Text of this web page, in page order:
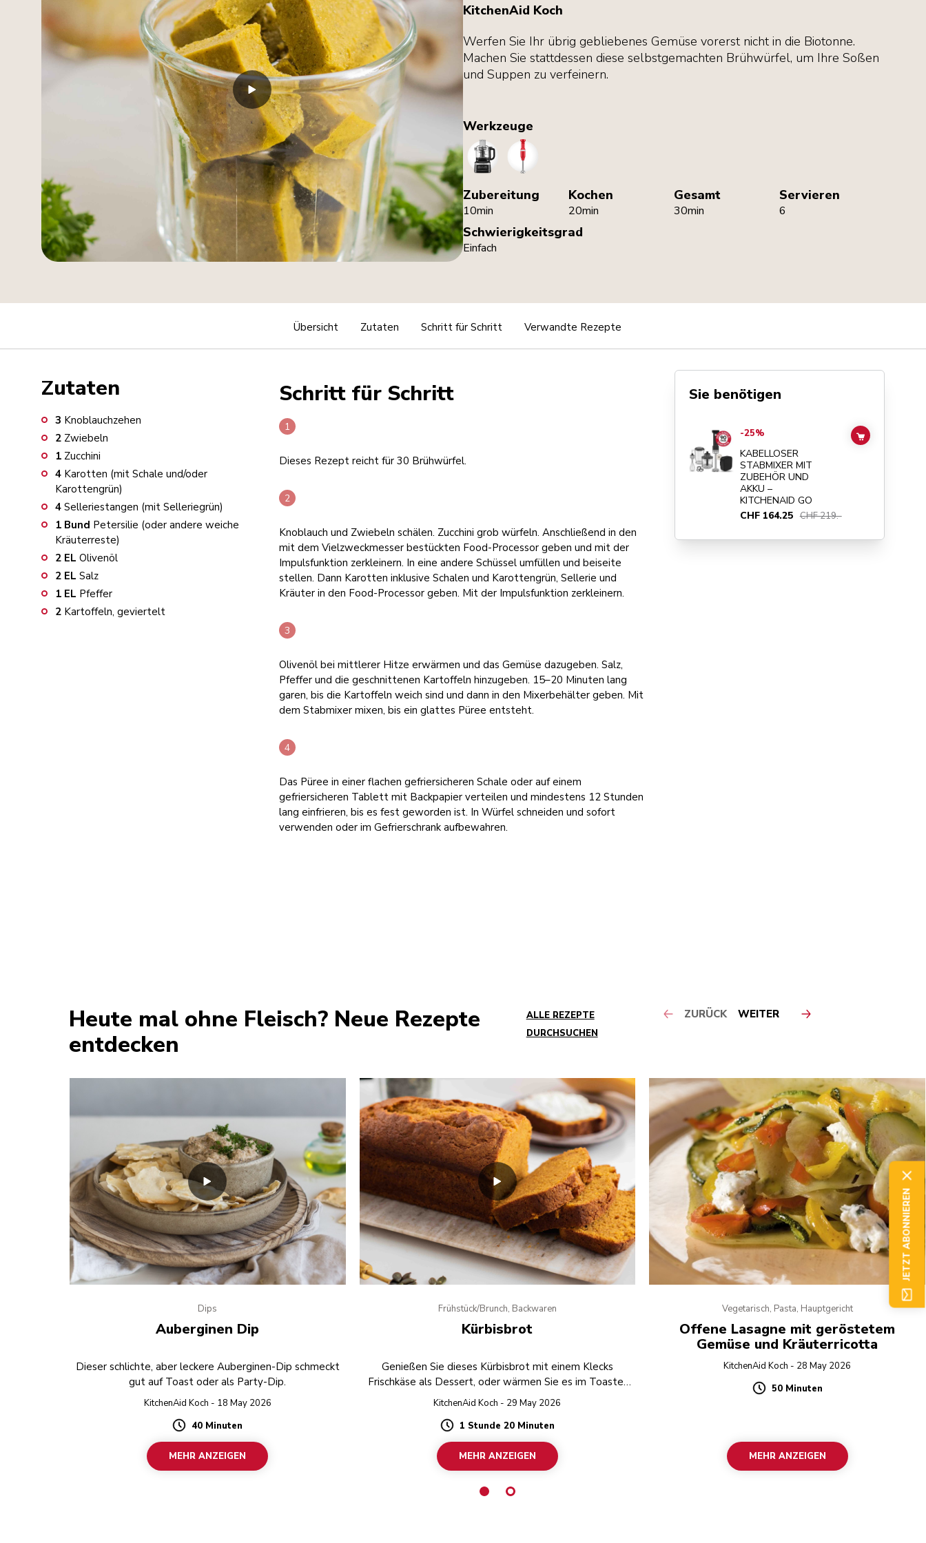
KitchenAid Koch
Werfen Sie Ihr übrig gebliebenes Gemüse vorerst nicht in die Biotonne.
Machen Sie stattdessen diese selbstgemachten Brühwürfel, um Ihre Soßen
und Suppen zu verfeinern.
Werkzeuge
FoodProcessorHandBlender
Zubereitung
10min
Kochen
20min
Gesamt
30min
Servieren
6
Schwierigkeitsgrad
Einfach
Übersicht Zutaten Schritt für Schritt Verwandte Rezepte
Zutaten
3 Knoblauchzehen
2 Zwiebeln
1 Zucchini
4 Karotten (mit Schale und/oder
Karottengrün)
4 Selleriestangen (mit Selleriegrün)
1 Bund Petersilie (oder andere weiche
Kräuterreste)
2 EL Olivenöl
2 EL Salz
1 EL Pfeffer
2 Kartoffeln, geviertelt
Schritt für Schritt
Dieses Rezept reicht für 30 Brühwürfel.
Knoblauch und Zwiebeln schälen. Zucchini grob würfeln. Anschließend in den
mit dem Vielzweckmesser bestückten Food-Processor geben und mit der
Impulsfunktion zerkleinern. In eine andere Schüssel umfüllen und beiseite
stellen. Dann Karotten inklusive Schalen und Karottengrün, Sellerie und
Kräuter in den Food-Processor geben. Mit der Impulsfunktion zerkleinern.
Olivenöl bei mittlerer Hitze erwärmen und das Gemüse dazugeben. Salz,
Pfeffer und die geschnittenen Kartoffeln hinzugeben. 15–20 Minuten lang
garen, bis die Kartoffeln weich sind und dann in den Mixerbehälter geben. Mit
dem Stabmixer mixen, bis ein glattes Püree entsteht.
Das Püree in einer flachen gefriersicheren Schale oder auf einem
gefriersicheren Tablett mit Backpapier verteilen und mindestens 12 Stunden
lang einfrieren, bis es fest geworden ist. In Würfel schneiden und sofort
verwenden oder im Gefrierschrank aufbewahren.
Sie benötigen
Go toKABELLOSER STABMIXER MIT ZUBEHÖR UND
-25%
KABELLOSER
STABMIXER MIT
ZUBEHÖR UND
AKKU –
KITCHENAID GO
CHF 164.25 CHF 219.-
ADD TO CART
Heute mal ohne Fleisch? Neue Rezepte
entdecken
ALLE REZEPTE
DURCHSUCHEN
ZURÜCK WEITER
Dips
Auberginen Dip
Dieser schlichte, aber leckere Auberginen-Dip schmeckt
gut auf Toast oder als Party-Dip.
KitchenAid Koch - 18 May 2026
Duration
40 Minuten
MEHR ANZEIGEN
Frühstück/Brunch, Backwaren
Kürbisbrot
Genießen Sie dieses Kürbisbrot mit einem Klecks
Frischkäse als Dessert, oder wärmen Sie es im Toaster
für ein köstlich süßes Frühstück auf.
KitchenAid Koch - 29 May 2026
Duration
1 Stunde 20 Minuten
MEHR ANZEIGEN
Vegetarisch, Pasta, Hauptgericht
Offene Lasagne mit geröstetem
Gemüse und Kräuterricotta
KitchenAid Koch - 28 May 2026
Duration
50 Minuten
MEHR ANZEIGEN
JETZT ABONNIEREN